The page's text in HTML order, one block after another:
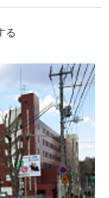
る